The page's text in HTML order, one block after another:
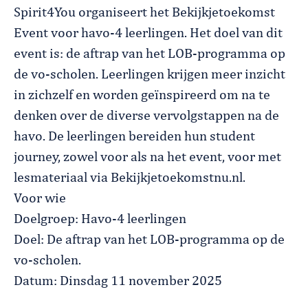
Spirit4You organiseert het Bekijkjetoekomst
Event voor havo-4 leerlingen. Het doel van dit
event is: de aftrap van het LOB-programma op
de vo-scholen. Leerlingen krijgen meer inzicht
in zichzelf en worden geïnspireerd om na te
denken over de diverse vervolgstappen na de
havo. De leerlingen bereiden hun student
journey, zowel voor als na het event, voor met
lesmateriaal via Bekijkjetoekomstnu.nl.
Voor wie
Doelgroep: Havo-4 leerlingen
Doel: De aftrap van het LOB-programma op de
vo-scholen.
Datum: Dinsdag 11 november 2025